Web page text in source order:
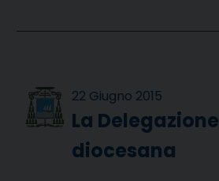
22 Giugno 2015
La Delegazione
diocesana